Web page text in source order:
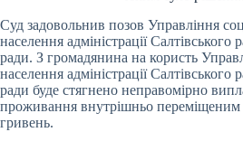
Суд задовольнив позов Управління
населення адміністрації Салтівського
ради. З громадянина на користь
населення адміністрації Салтівського
ради буде стягнено неправомірно
проживання внутрішньо переміщеним
гривень.